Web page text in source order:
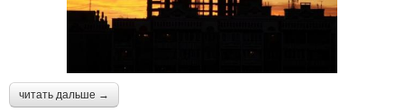
читать дальше →